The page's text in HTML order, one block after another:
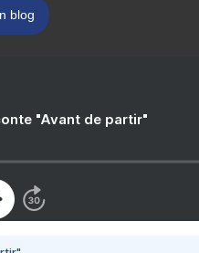
blog
"Avant de partir"